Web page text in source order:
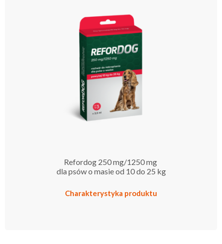
Refordog 250 mg/1250 mg
dla psów o masie od 10 do 25 kg
Charakterystyka produktu